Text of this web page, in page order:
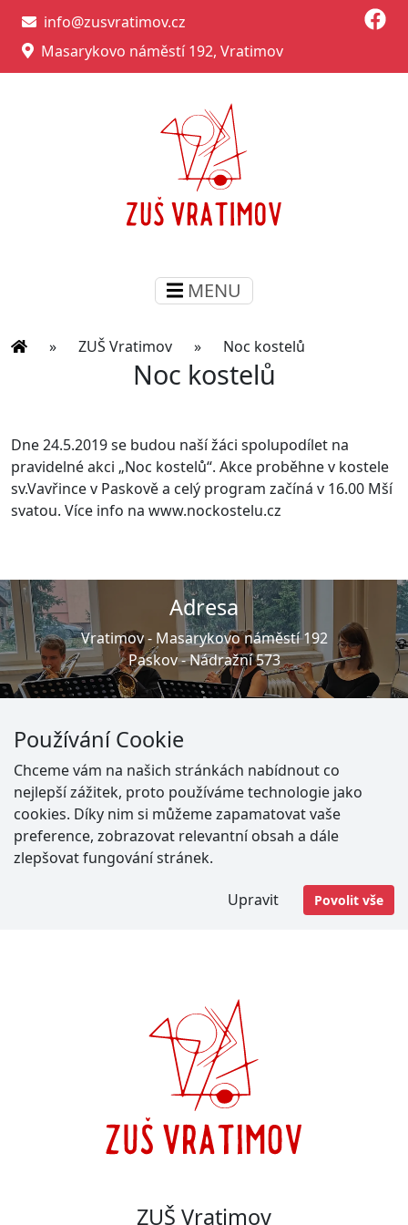
info@zusvratimov.cz
Masarykovo náměstí 192, Vratimov
MENU
» ZUŠ Vratimov » Noc kostelů
Noc kostelů
Dne 24.5.2019 se budou naší žáci spolupodílet na
pravidelné akci „Noc kostelů“. Akce proběhne v kostele
sv.Vavřince v Paskově a celý program začíná v 16.00 Mší
svatou. Více info na www.nockostelu.cz
Adresa
Vratimov - Masarykovo náměstí 192
Paskov -Nádražní 573
Paskov -havrankovazusvratimov@gmail.com
ZUŠ Vratimov
Používání Cookie
Chceme vám na našich stránkách nabídnout co
nejlepší zážitek, proto používáme technologie jako
cookies. Díky nim si můžeme zapamatovat vaše
preference, zobrazovat relevantní obsah a dále
zlepšovat fungování stránek.
Upravit Povolit vše